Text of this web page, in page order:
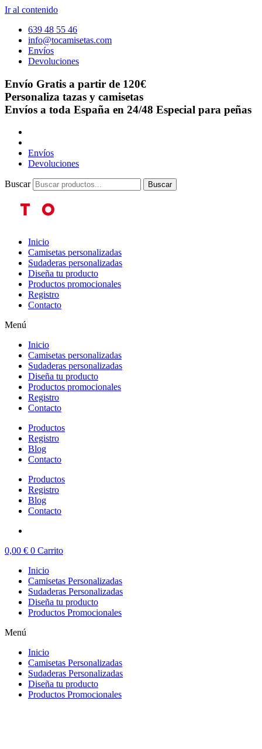
Ir al contenido
639 48 55 46
info@tocamisetas.com
Envíos
Devoluciones
Envío Gratis a partir de 120€
Personaliza tazas y camisetas
Envíos a toda España en 24/48 Especial para peñas
Envíos
Devoluciones
Buscar Buscar
Inicio
Camisetas personalizadas
Sudaderas personalizadas
Diseña tu producto
Productos promocionales
Registro
Contacto
Menú
Inicio
Camisetas personalizadas
Sudaderas personalizadas
Diseña tu producto
Productos promocionales
Registro
Contacto
Productos
Registro
Blog
Contacto
Productos
Registro
Blog
Contacto
0,00 € 0 Carrito
Inicio
Camisetas Personalizadas
Sudaderas Personalizadas
Diseña tu producto
Productos Promocionales
Menú
Inicio
Camisetas Personalizadas
Sudaderas Personalizadas
Diseña tu producto
Productos Promocionales